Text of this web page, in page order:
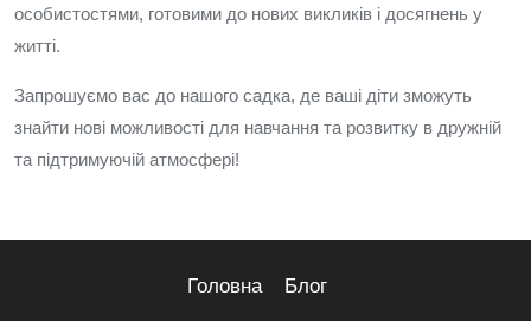
особистостями, готовими до нових викликів і досягнень у
житті.
Запрошуємо вас до нашого садка, де ваші діти зможуть
знайти нові можливості для навчання та розвитку в дружній
та підтримуючій атмосфері!
Головна Блог